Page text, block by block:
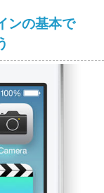
ンの基本で